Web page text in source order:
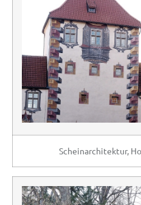
Scheinarchitektur,